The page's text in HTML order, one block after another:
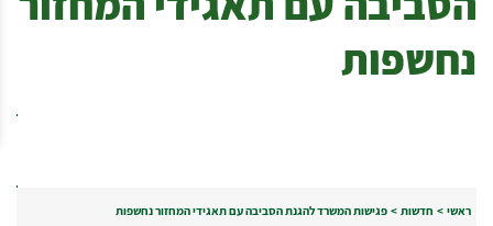
נחשפות
ראשי > חדשות > פגישות המשרד להגנת הסביבה עם תאגידי המחזור נחשפות